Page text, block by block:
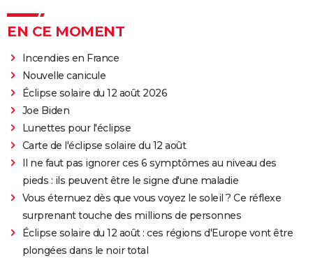
EN CE MOMENT
Incendies en France
Nouvelle canicule
Éclipse solaire du 12 août 2026
Joe Biden
Lunettes pour l'éclipse
Carte de l'éclipse solaire du 12 août
Il ne faut pas ignorer ces 6 symptômes au niveau des
pieds : ils peuvent être le signe d'une maladie
Vous éternuez dès que vous voyez le soleil ? Ce réflexe
surprenant touche des millions de personnes
Éclipse solaire du 12 août : ces régions d'Europe vont être
plongées dans le noir total